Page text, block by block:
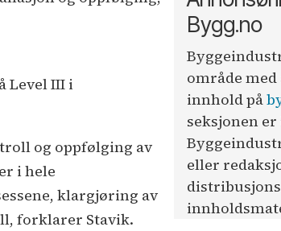
Bygg.no
område
innhold på
seksjonen
eller
Level III i
og oppfølging av
i hele
klargjøring av
forklarer Stavik.